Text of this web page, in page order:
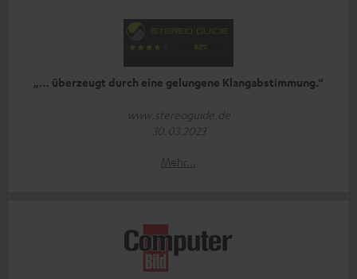
„… überzeugt durch eine gelungene Klangabstimmung.“
www.stereoguide.de
30.03.2023
Mehr...